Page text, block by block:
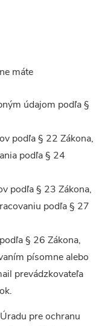
máte
údajom podľa §
podľa § 22 Zákona,
podľa § 24
podľa § 23 Zákona,
podľa § 27
§ 26 Zákona,
písomne alebo
prevádzkovateľa
pre ochranu